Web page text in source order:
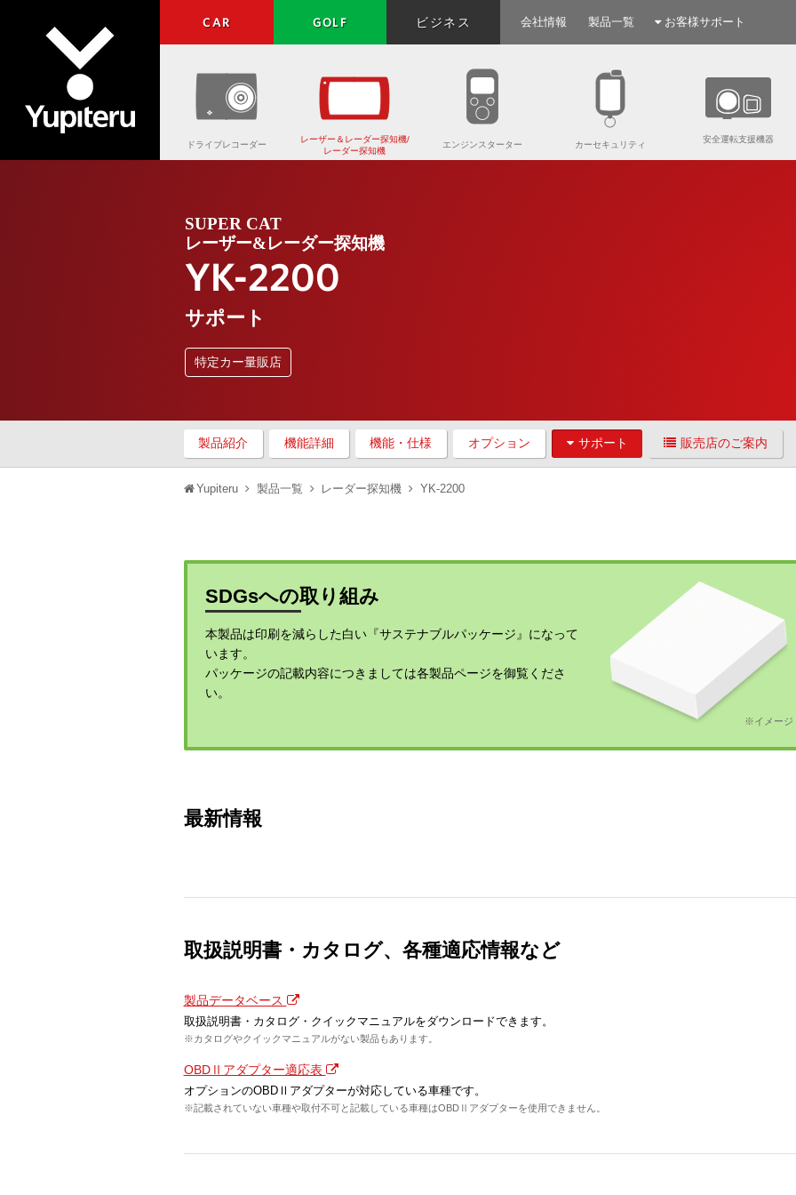
CAR GOLF ビジネス 会社情報 製品一覧 お客様サポート
ドライブレコーダー
レーザー＆レーダー探知機/
レーダー探知機
エンジンスターター カーセキュリティ
安全運転支援機器
SUPER CAT
レーザー&レーダー探知機
YK-2200
サポート
特定カー量販店
製品紹介 機能詳細 機能・仕様 オプション サポート 販売店のご案内
Yupiteru 製品一覧 レーダー探知機 YK-2200
SDGsへの取り組み
本製品は印刷を減らした白い『サステナブルパッケージ』になって
います。
パッケージの記載内容につきましては各製品ページを御覧くださ
い。
※イメージ
最新情報
取扱説明書・カタログ、各種適応情報など
製品データベース
取扱説明書・カタログ・クイックマニュアルをダウンロードできます。
※カタログやクイックマニュアルがない製品もあります。
OBDⅡアダプター適応表
オプションのOBDⅡアダプターが対応している車種です。
※記載されていない車種や取付不可と記載している車種はOBDⅡアダプターを使用できません。